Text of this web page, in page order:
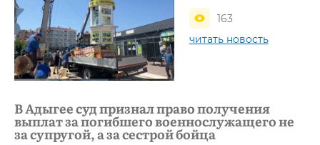
163
читать новость
В Адыгее суд признал право получения
выплат за погибшего военнослужащего не
за супругой, а за сестрой бойца